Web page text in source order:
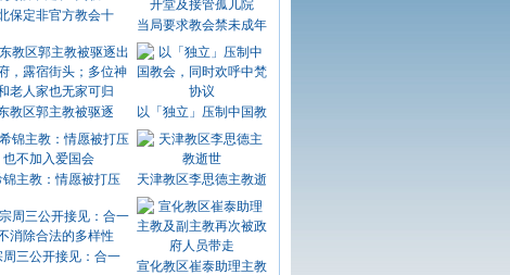
保定非官方教会十
当局要求教会禁未成年
教区郭主教被驱逐 以「独立」压制中国教
锦主教：情愿被打压 天津教区李思德主教逝
周三公开接见：合一
宣化教区崔泰助理主教